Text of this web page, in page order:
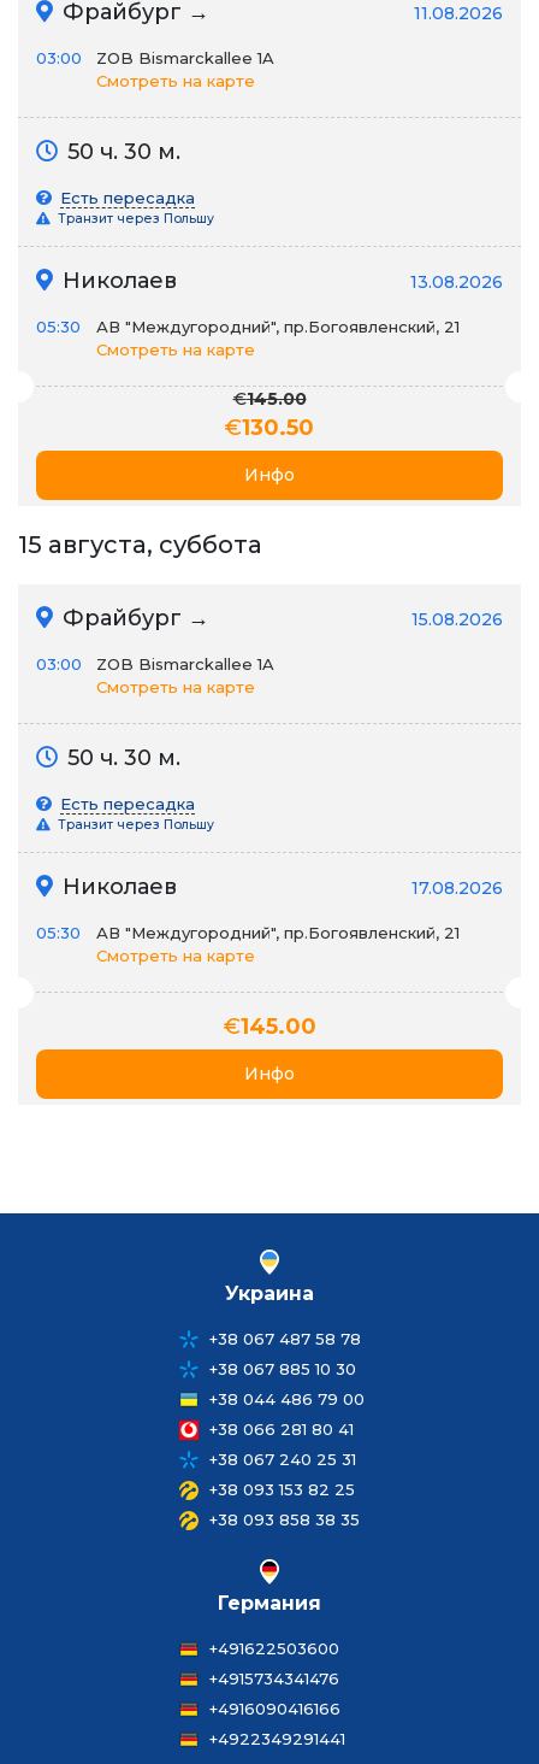
Фрайбург → 11.08.2026
03:00
ZOB Bismarckallee 1A
Смотреть на карте
50 ч. 30 м.
Есть пересадка
Транзит через Польшу
Николаев 13.08.2026
05:30
АВ "Междугородний", пр.Богоявленский, 21
Смотреть на карте
€145.00
€130.50
Инфо
15 августа, суббота
Фрайбург → 15.08.2026
03:00
ZOB Bismarckallee 1A
Смотреть на карте
50 ч. 30 м.
Есть пересадка
Транзит через Польшу
Николаев 17.08.2026
05:30
АВ "Междугородний", пр.Богоявленский, 21
Смотреть на карте
€145.00
Инфо
Украина
+38 067 487 58 78
+38 067 885 10 30
+38 044 486 79 00
+38 066 281 80 41
+38 067 240 25 31
+38 093 153 82 25
+38 093 858 38 35
Германия
+491622503600
+4915734341476
+4916090416166
+4922349291441